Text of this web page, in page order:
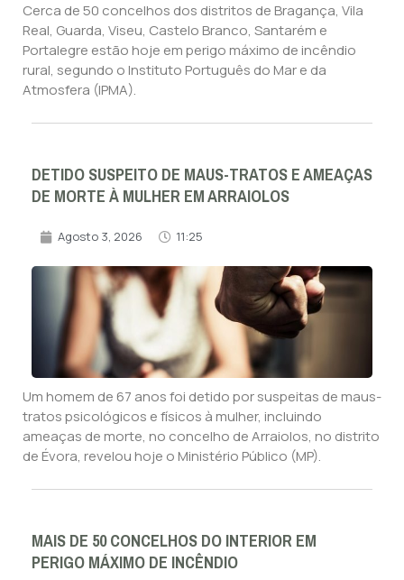
Cerca de 50 concelhos dos distritos de Bragança, Vila
Real, Guarda, Viseu, Castelo Branco, Santarém e
Portalegre estão hoje em perigo máximo de incêndio
rural, segundo o Instituto Português do Mar e da
Atmosfera (IPMA).
DETIDO SUSPEITO DE MAUS-TRATOS E AMEAÇAS
DE MORTE À MULHER EM ARRAIOLOS
Agosto 3, 2026 11:25
Um homem de 67 anos foi detido por suspeitas de maus-
tratos psicológicos e físicos à mulher, incluindo
ameaças de morte, no concelho de Arraiolos, no distrito
de Évora, revelou hoje o Ministério Público (MP).
MAIS DE 50 CONCELHOS DO INTERIOR EM
PERIGO MÁXIMO DE INCÊNDIO